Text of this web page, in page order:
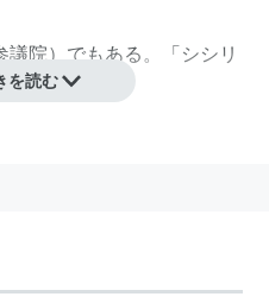
院）でもある。「シシリ
長。
ほとりで」に協力。
大成」で菊池寛賞受賞。そ
を読む